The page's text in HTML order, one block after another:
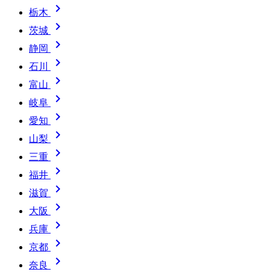
栃木 
茨城 
静岡 
石川 
富山 
岐阜 
愛知 
山梨 
三重 
福井 
滋賀 
大阪 
兵庫 
京都 
奈良 